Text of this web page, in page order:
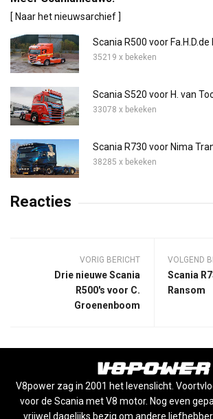
[ Naar het nieuwsarchief ]
Scania R500 voor Fa.H.D.de
35219 x bekeken
Scania S520 voor H. van
33078 x bekeken
Scania R730 voor Nima
38285 x bekeken
Reacties
VORIG BERICHT
Drie nieuwe Scania
R500's voor C.
Groenenboom
VOLGEND
Scania
Ransom
V8power zag in 2001 het levenslicht.
voor de Scania met V8 motor. Nog even
vrijwel dagelijks bezig om andere